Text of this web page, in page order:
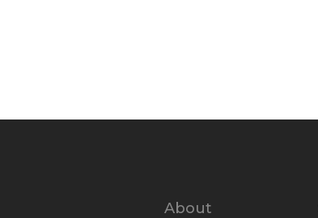
About